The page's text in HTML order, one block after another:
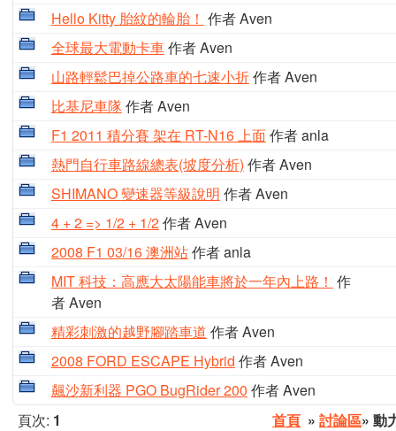
Hello Kitty 胎紋的輪胎！ 作者 Aven
全球最大電動卡車作者 Aven
山路輕鬆巴掉公路車的七速小折作者 Aven
比基尼車隊作者 Aven
F1 2011 積分賽 架在 RT-N16 上面作者 anla
熱門自行車路線總表(坡度分析) 作者 Aven
SHIMANO 變速器等級說明 作者 Aven
4 + 2 => 1/2 + 1/2作者 Aven
2008 F1 03/16 澳洲站作者 anla
MIT 科技：高應大太陽能車將於一年內上路！ 作
者 Aven
精彩刺激的越野腳踏車道 作者 Aven
2008 FORD ESCAPE Hybrid 作者 Aven
飆沙新利器 PGO BugRider 200 作者 Aven
頁次: 1 首頁 » 討論區» 動